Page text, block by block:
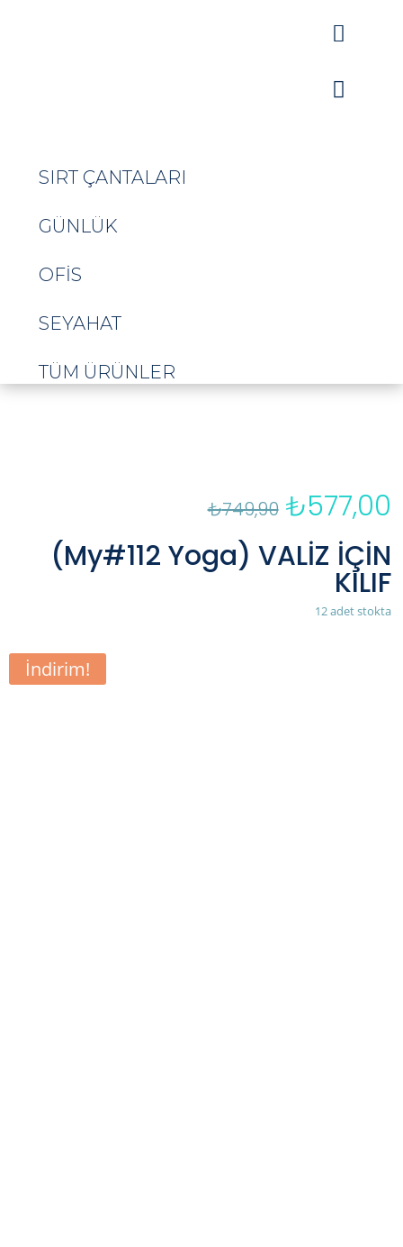


SIRT ÇANTALARI
GÜNLÜK
OFIS
SEYAHAT
TÜM ÜRÜNLER
₺749,90 Orijinal
fiyat:
₺749,90.
₺577,00
(My#112 Yoga) VALİZ İÇİN
KILIF
12 adet stokta
İndirim!